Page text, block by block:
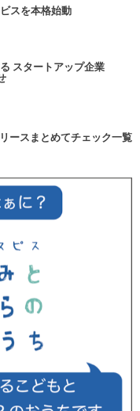
スを本格始動
スタートアップ企業
ースまとめてチェック一覧